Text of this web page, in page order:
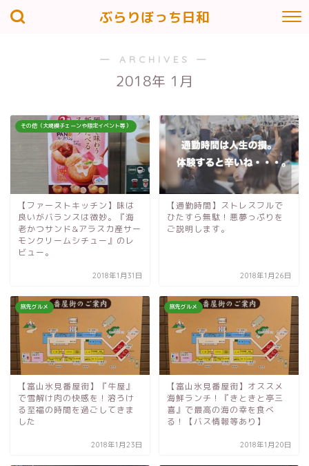
ぶらりぼっち日和
― ARCHIVES ―
2018年 1月
その他（大規模チェーンや限定イベント等）
【ファーストキッチン】味は
良いがバランスは微妙。『海
老かつサンド&アラスカ産サー
モンクリームシチュー』のレ
ビュー。
2018年1月31日
【通勤時間】ストレスフルで
ひたすら無駄！悪夢っぷりを
ご説明します。
2018年1月26日
旅先グルメ
【富山氷見番屋街】『牛屋』
で雪解け肉の快感を！溶ろけ
る至福の時間を過ごしてきま
した
2018年1月23日
旅先グルメ
【富山氷見番屋街】オススメ
海鮮ランチ！『きときと亭三
喜』で最高の海の幸を食べ
る！【バス情報等あり】
2018年1月20日